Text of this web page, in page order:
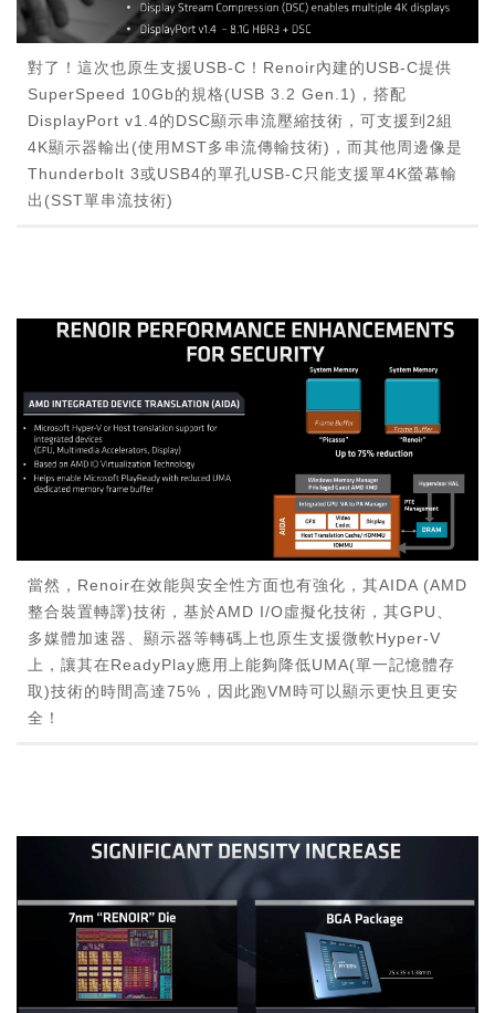
對了！這次也原生支援USB-C！Renoir內建的USB-C提供
SuperSpeed 10Gb的規格(USB 3.2 Gen.1)，搭配
DisplayPort v1.4的DSC顯示串流壓縮技術，可支援到2組
4K顯示器輸出(使用MST多串流傳輸技術)，而其他周邊像是
Thunderbolt 3或USB4的單孔USB-C只能支援單4K螢幕輸
出(SST單串流技術)
當然，Renoir在效能與安全性方面也有強化，其AIDA (AMD
整合裝置轉譯)技術，基於AMD I/O虛擬化技術，其GPU、
多媒體加速器、顯示器等轉碼上也原生支援微軟Hyper-V
上，讓其在ReadyPlay應用上能夠降低UMA(單一記憶體存
取)技術的時間高達75%，因此跑VM時可以顯示更快且更安
全！